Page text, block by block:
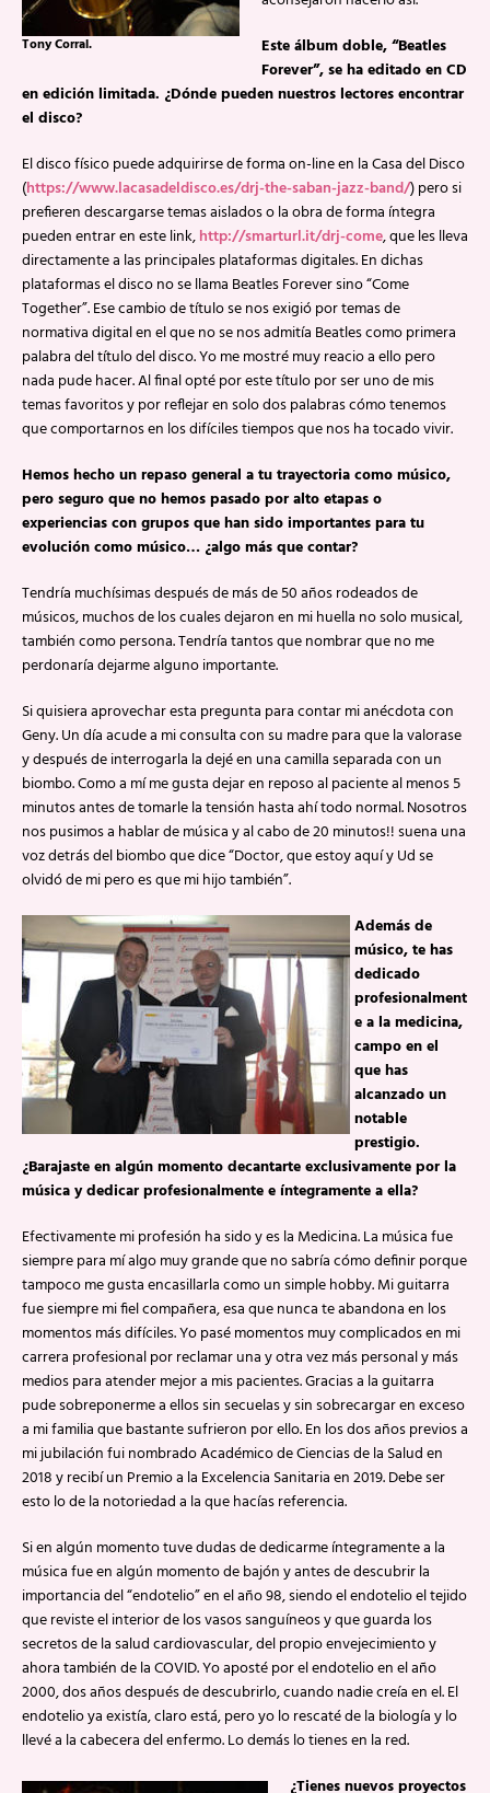
Tony Corral.
Este álbum doble, “Beatles
Forever”, se ha editado en CD
en edición limitada. ¿Dónde pueden nuestros lectores encontrar
el disco?
El disco físico puede adquirirse de forma on-line en la Casa del Disco
(https://www.lacasadeldisco.es/drj-the-saban-jazz-band/) pero si
prefieren descargarse temas aislados o la obra de forma íntegra
pueden entrar en este link,http://smarturl.it/drj-come, que les lleva
directamente a las principales plataformas digitales. En dichas
plataformas el disco no se llama Beatles Forever sino “Come
Together”. Ese cambio de título se nos exigió por temas de
normativa digital en el que no se nos admitía Beatles como primera
palabra del título del disco. Yo me mostré muy reacio a ello pero
nada pude hacer. Al final opté por este título por ser uno de mis
temas favoritos y por reflejar en solo dos palabras cómo tenemos
que comportarnos en los difíciles tiempos que nos ha tocado vivir.
Hemos hecho un repaso general a tu trayectoria como músico,
pero seguro que no hemos pasado por alto etapas o
experiencias con grupos que han sido importantes para tu
evolución como músico… ¿algo más que contar?
Tendría muchísimas después de más de 50 años rodeados de
músicos, muchos de los cuales dejaron en mi huella no solo musical,
también como persona. Tendría tantos que nombrar que no me
perdonaría dejarme alguno importante.
Si quisiera aprovechar esta pregunta para contar mi anécdota con
Geny. Un día acude a mi consulta con su madre para que la valorase
y después de interrogarla la dejé en una camilla separada con un
biombo. Como a mí me gusta dejar en reposo al paciente al menos 5
minutos antes de tomarle la tensión hasta ahí todo normal. Nosotros
nos pusimos a hablar de música y al cabo de 20 minutos!! suena una
voz detrás del biombo que dice “Doctor, que estoy aquí y Ud se
olvidó de mi pero es que mi hijo también”.
Además de
músico, te has
dedicado
profesionalment
e a la medicina,
campo en el
que has
alcanzado un
notable
prestigio.
¿Barajaste en algún momento decantarte exclusivamente por la
música y dedicar profesionalmente e íntegramente a ella?
Efectivamente mi profesión ha sido y es la Medicina. La música fue
siempre para mí algo muy grande que no sabría cómo definir porque
tampoco me gusta encasillarla como un simple hobby. Mi guitarra
fue siempre mi fiel compañera, esa que nunca te abandona en los
momentos más difíciles. Yo pasé momentos muy complicados en mi
carrera profesional por reclamar una y otra vez más personal y más
medios para atender mejor a mis pacientes. Gracias a la guitarra
pude sobreponerme a ellos sin secuelas y sin sobrecargar en exceso
a mi familia que bastante sufrieron por ello. En los dos años previos a
mi jubilación fui nombrado Académico de Ciencias de la Salud en
2018 y recibí un Premio a la Excelencia Sanitaria en 2019. Debe ser
esto lo de la notoriedad a la que hacías referencia.
Si en algún momento tuve dudas de dedicarme íntegramente a la
música fue en algún momento de bajón y antes de descubrir la
importancia del “endotelio” en el año 98, siendo el endotelio el tejido
que reviste el interior de los vasos sanguíneos y que guarda los
secretos de la salud cardiovascular, del propio envejecimiento y
ahora también de la COVID. Yo aposté por el endotelio en el año
2000, dos años después de descubrirlo, cuando nadie creía en el. El
endotelio ya existía, claro está, pero yo lo rescaté de la biología y lo
llevé a la cabecera del enfermo. Lo demás lo tienes en la red.
¿Tienes nuevos proyectos